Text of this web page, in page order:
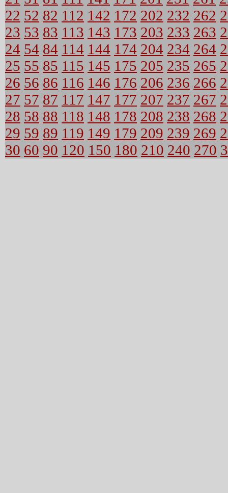
22 52 82 112 142 172 202 232 262
23 53 83 113 143 173 203 233 263
24 54 84 114 144 174 204 234 264
25 55 85 115 145 175 205 235 265
26 56 86 116 146 176 206 236 266
27 57 87 117 147 177 207 237 267
28 58 88 118 148 178 208 238 268
29 59 89 119 149 179 209 239 269
30 60 90 120 150 180 210 240 270